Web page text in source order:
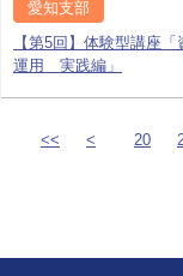
愛知支部
【第5回】体験型講座「
運用 実践編」
<< < 20